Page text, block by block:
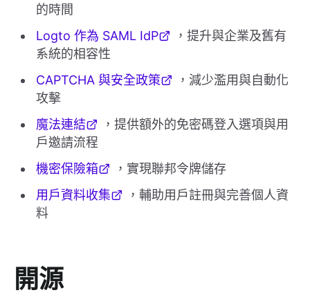
的時間
Logto 作為 SAML IdP
，提升與企業及舊有
系統的相容性
CAPTCHA 與安全政策
，減少濫用與自動化
攻擊
魔法連結
，提供額外的免密碼登入選項與用
戶邀請流程
機密保險箱
，實現聯邦令牌儲存
用戶資料收集
，輔助用戶註冊與完善個人資
料
開源